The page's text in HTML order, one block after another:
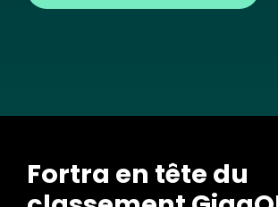
Fortra en tête du